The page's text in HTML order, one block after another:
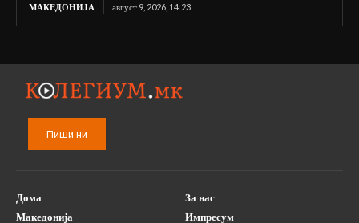
МАКЕДОНИЈА август 9, 2026, 14:23
Пиши ни
Дома
Македонија
За нас
Импресум